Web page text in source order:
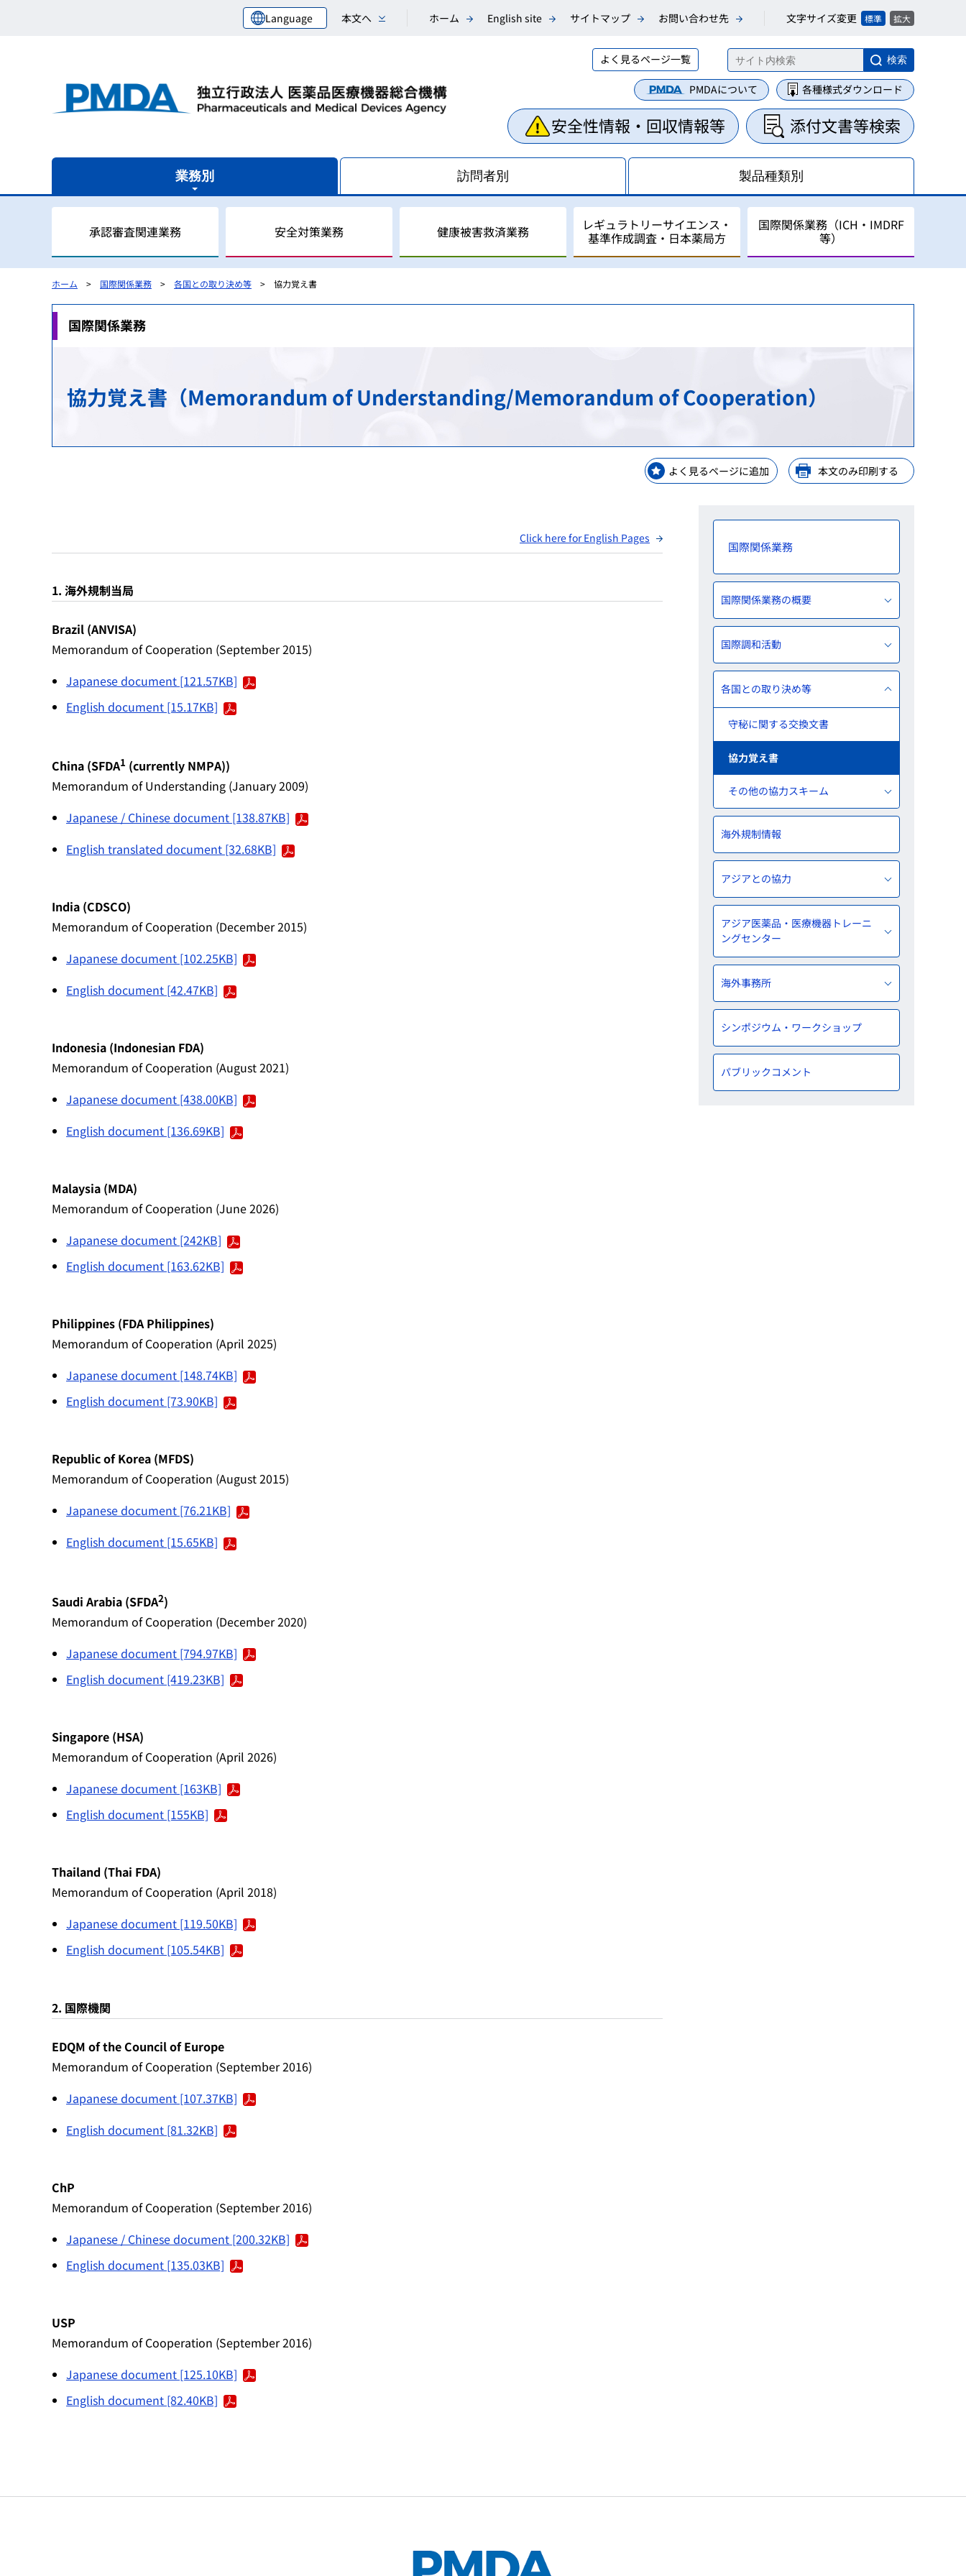
Language 本文へ ホーム English site サイトマップ お問い合わせ先 文字サイズ変更 標準 拡大
よく見るページ一覧 検索
PMDAについて 各種様式ダウンロード
安全性情報・回収情報等 添付文書等検索
業務別 訪問者別 製品種類別
承認審査関連業務
審査関連業務の概要 相談業務
登録認証機関に対する調査等業務
安全対策業務
安全対策業務の概要 副作用・不具合等情報の収集・整理業務
健康被害救済業務
健康被害救済業務の概要 医薬品副作用被害救済制度に関する業務
HIV感染者、エイズ発症者に対する健康管理費用等の受託給付業務
シンポジウム・ワークショップ
レギュラトリーサイエンス・
基準作成調査・日本薬局方
レギュラトリーサイエンスセンターの概要 レギュラトリーサイエンスについて
国際関係業務（ICH・IMDRF
等）
国際関係業務の概要 国際調和活動
ホーム 国際関係業務 各国との取り決め等 協力覚え書
国際関係業務
協力覚え書（Memorandum of Understanding/Memorandum of Cooperation）
よく見るページに追加 本文のみ印刷する
Click here for English Pages
1. 海外規制当局
Brazil (ANVISA)
Memorandum of Cooperation (September 2015)
Japanese document [121.57KB]
English document [15.17KB]
China (SFDA1 (currently NMPA))
Memorandum of Understanding (January 2009)
Japanese / Chinese document [138.87KB]
English translated document [32.68KB]
India (CDSCO)
Memorandum of Cooperation (December 2015)
Japanese document [102.25KB]
English document [42.47KB]
Indonesia (Indonesian FDA)
Memorandum of Cooperation (August 2021)
Japanese document [438.00KB]
English document [136.69KB]
Malaysia (MDA)
Memorandum of Cooperation (June 2026)
Japanese document [242KB]
English document [163.62KB]
Philippines (FDA Philippines)
Memorandum of Cooperation (April 2025)
Japanese document [148.74KB]
English document [73.90KB]
Republic of Korea (MFDS)
Memorandum of Cooperation (August 2015)
Japanese document [76.21KB]
English document [15.65KB]
Saudi Arabia (SFDA2)
Memorandum of Cooperation (December 2020)
Japanese document [794.97KB]
English document [419.23KB]
Singapore (HSA)
Memorandum of Cooperation (April 2026)
Japanese document [163KB]
English document [155KB]
Thailand (Thai FDA)
Memorandum of Cooperation (April 2018)
Japanese document [119.50KB]
English document [105.54KB]
2. 国際機関
EDQM of the Council of Europe
Memorandum of Cooperation (September 2016)
Japanese document [107.37KB]
English document [81.32KB]
ChP
Memorandum of Cooperation (September 2016)
Japanese / Chinese document [200.32KB]
English document [135.03KB]
USP
Memorandum of Cooperation (September 2016)
Japanese document [125.10KB]
English document [82.40KB]
国際関係業務
国際関係業務の概要
国際調和活動
各国との取り決め等
守秘に関する交換文書
協力覚え書
その他の協力スキーム
海外規制情報
アジアとの協力
アジア医薬品・医療機器トレーニ
ングセンター
海外事務所
シンポジウム・ワークショップ
パブリックコメント